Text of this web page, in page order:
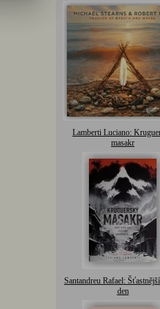
Lamberti Luciano:
masakr
Santandreu Rafael:
den